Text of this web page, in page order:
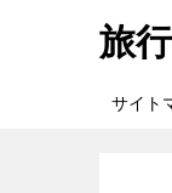
旅
サイト